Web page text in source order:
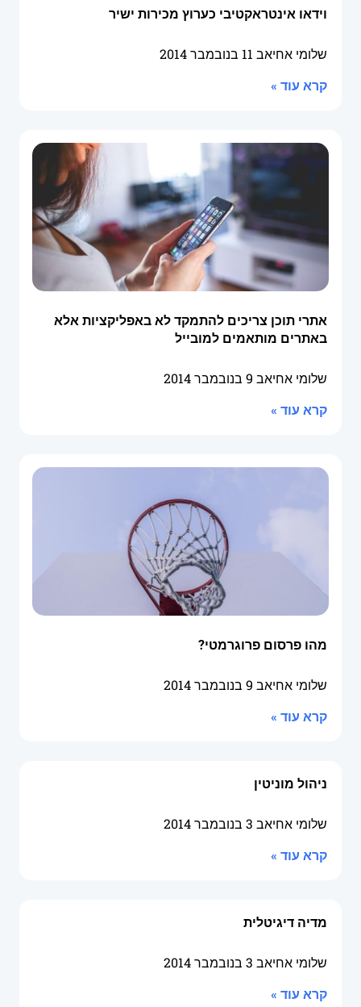
וידאו אינטראקטיבי כערוץ מכירות ישיר
שלומי אחיאב 11 בנובמבר 2014
קרא עוד »
אתרי תוכן צריכים להתמקד לא באפליקציות אלא
באתרים מותאמים למובייל
שלומי אחיאב 9 בנובמבר 2014
קרא עוד »
מהו פרסום פרוגרמטי?
שלומי אחיאב 9 בנובמבר 2014
קרא עוד »
ניהול מוניטין
שלומי אחיאב 3 בנובמבר 2014
קרא עוד »
מדיה דיגיטלית
שלומי אחיאב 3 בנובמבר 2014
קרא עוד »